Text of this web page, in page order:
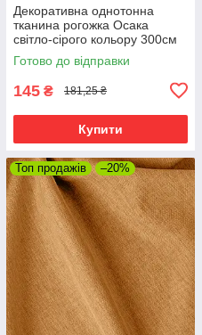
Декоративна однотонна
тканина рогожка Осака
світло-сірого кольору 300см
88359v3
Готово до відправки
145 ₴ 181,25 ₴
Купити
Топ продажів –20%